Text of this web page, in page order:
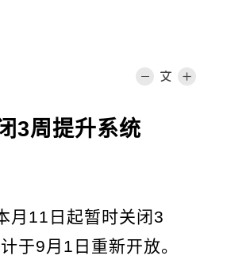
3周提升系统
月11日起暂时关闭3
于9月1日重新开放。